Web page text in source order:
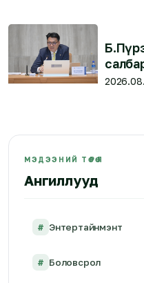
МЭДЭЭНИЙ ТӨРӨЛ
Ангиллууд
# Энтертайнмэнт
# Боловсрол